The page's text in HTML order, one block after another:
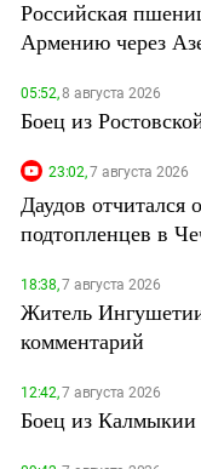
Российская
Армению через
05:52,8 августа 2026
Боец из
23:02,7 августа 2026
Даудов отчитался
подтопленцев в
18:38,7 августа 2026
Житель
комментарий
12:42,7 августа 2026
Боец из Калмыкии